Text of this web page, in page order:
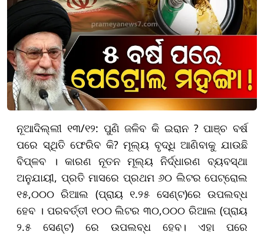
ନୂଆଦିଲ୍ଲୀ ୧୩/୧୨: ପୁଣି ଜଳିବ କି ଇରାନ ? ପାଞ୍ଚ ବର୍ଷ
ପରେ ସ୍ଥିତି ଫେରିବ କି? ମୂଲ୍ୟ ବୃଦ୍ଧି ଆଣିବାକୁ ଯାଉଛି
ବିପ୍ଳବ । କାରଣ ନୂତନ ମୂଲ୍ୟ ନିର୍ଦ୍ଧାରଣ ବ୍ୟବସ୍ଥା
ଅନୁଯାୟୀ, ପ୍ରତି ମାସରେ ପ୍ରଥମ ୬୦ ଲିଟର ପେଟ୍ରୋଲ
୧୫,୦୦୦ ରିଆଲ (ପ୍ରାୟ ୧.୨୫ ସେଣ୍ଟ)ରେ ଉପଲବ୍ଧ
ହେବ । ପରବର୍ତ୍ତୀ ୧୦୦ ଲିଟର ୩୦,୦୦୦ ରିଆଲ (ପ୍ରାୟ
୨.୫ ସେଣ୍ଟ) ରେ ଉପଲବ୍ଧ ହେବ। ଏହା ପରେ